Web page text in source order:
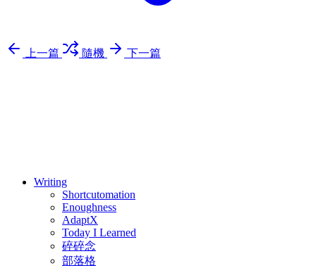
上一篇 隨機
下一篇
Writing
Shortcutomation
Enoughness
AdaptX
Today I Learned
碎碎念
部落格